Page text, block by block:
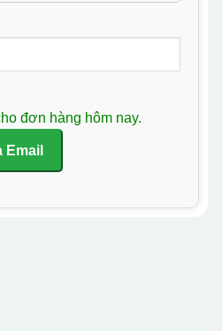
đơn hàng hôm nay.
Email